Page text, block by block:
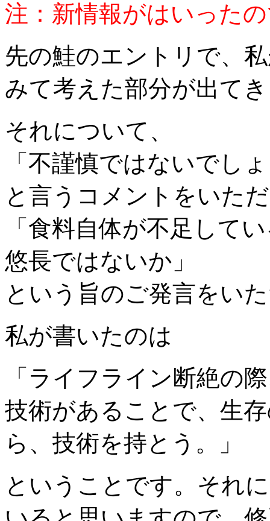
注：新情報がはいった
先の鮭のエントリで、
みて考えた部分が出て
それについて、
「不謹慎ではないでし
と言うコメントをいた
「食料自体が不足して
悠長ではないか」
という旨のご発言をい
私が書いたのは
「ライフライン断絶の
技術があることで、生
ら、技術を持とう。」
ということです。それ